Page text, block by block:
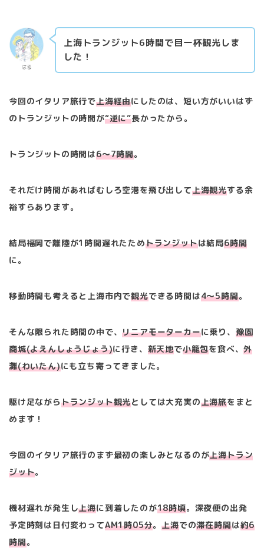
はる
上海トランジット6時間で目一杯観光しま
した！
今回のイタリア旅行で上海経由にしたのは、短い方がいいはず
のトランジットの時間が“逆に”長かったから。
トランジットの時間は6〜7時間。
それだけ時間があればむしろ空港を飛び出して上海観光する余
裕すらあります。
結局福岡で離陸が1時間遅れたためトランジットは結局6時間
に。
移動時間も考えると上海市内で観光できる時間は4〜5時間。
そんな限られた時間の中で、リニアモーターカーに乗り、 豫園
商城(よえんしょうじょう)に行き、 新天地で小籠包を食べ、外
灘(わいたん)にも立ち寄ってきました。
駆け足ながらトランジット観光としては大充実の上海旅をまと
めます！
今回のイタリア旅行のまず最初の楽しみとなるのが上海トラン
ジット。
機材遅れが発生し上海に到着したのが18時頃。深夜便の出発
予定時刻は日付変わってAM1時05分。上海での滞在時間は約6
時間。